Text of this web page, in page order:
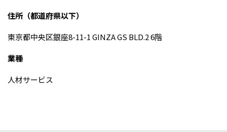
住所（都道府県以下）
東京都中央区銀座8-11-1 GINZA GS BLD.2 6階
業種
人材サービス